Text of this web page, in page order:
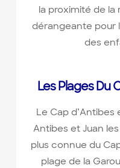
la proximité de la
dérangeante pour
des
Les Plages Du
Le Cap
Antibes et Juan les
plus connue du
plage de la